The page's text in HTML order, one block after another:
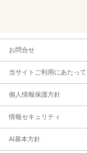
お問合せ
当サイトご利用にあたって
個人情報保護方針
情報セキュリティ
AI基本方針